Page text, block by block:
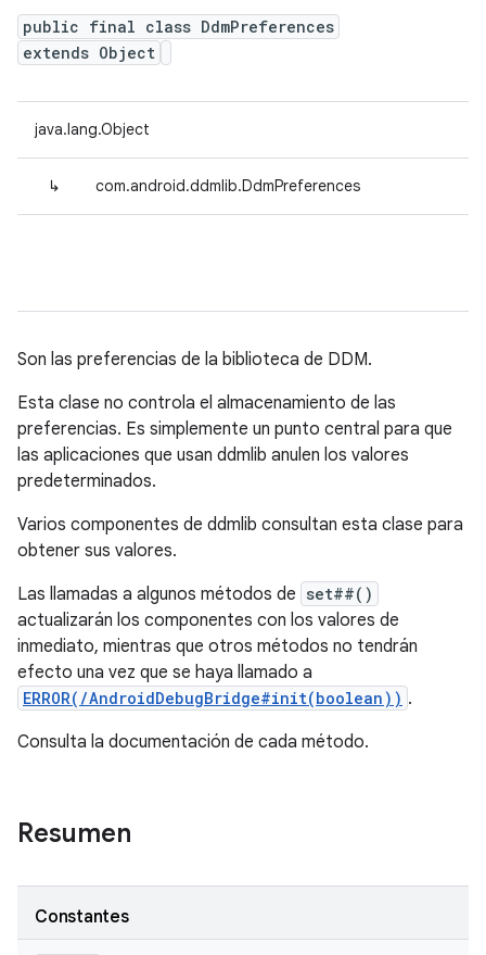
public final class DdmPreferences
extends Object
java.lang.Object
↳ com.android.ddmlib.DdmPreferences
Son las preferencias de la biblioteca de DDM.
Esta clase no controla el almacenamiento de las
preferencias. Es simplemente un punto central para que
las aplicaciones que usan ddmlib anulen los valores
predeterminados.
Varios componentes de ddmlib consultan esta clase para
obtener sus valores.
Las llamadas a algunos métodos de set##()
actualizarán los componentes con los valores de
inmediato, mientras que otros métodos no tendrán
efecto una vez que se haya llamado a
ERROR(/AndroidDebugBridge#init(boolean)) .
Consulta la documentación de cada método.
Resumen
Constantes